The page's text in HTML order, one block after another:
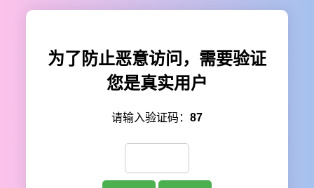
为了防止恶意访问，需要验证
您是真实用户
请输入验证码： 87